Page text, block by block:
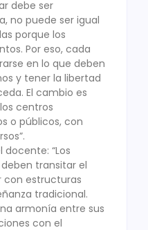
debe ser
no puede ser igual
porque los
Por eso, cada
en lo que deben
y tener la libertad
El cambio es
centros
o públicos, con
docente: “Los
transitar el
con estructuras
tradicional.
armonía entre sus
con el